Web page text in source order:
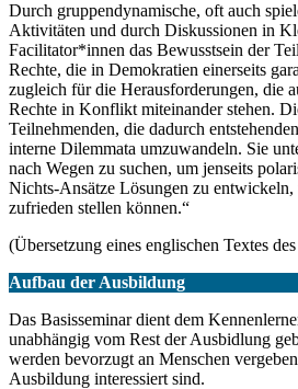
Durch gruppendynamische, oft auch
Aktivitäten und durch Diskussionen in
Facilitator*innen das Bewusstsein der
Rechte, die in Demokratien einerseits
zugleich für die Herausforderungen, die
Rechte in Konflikt miteinander stehen.
Teilnehmenden, die dadurch
interne Dilemmata umzuwandeln. Sie
nach Wegen zu suchen, um jenseits
Nichts-Ansätze Lösungen zu
zufrieden stellen können.“
(Übersetzung eines englischen Textes
Aufbau der Ausbildung
Das Basisseminar dient dem
unabhängig vom Rest der Ausbidlung
werden bevorzugt an Menschen
Ausbildung interessiert sind.